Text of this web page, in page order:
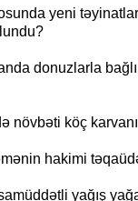
yeni
donuzlarla
növbəti köç
hakimi
yağış